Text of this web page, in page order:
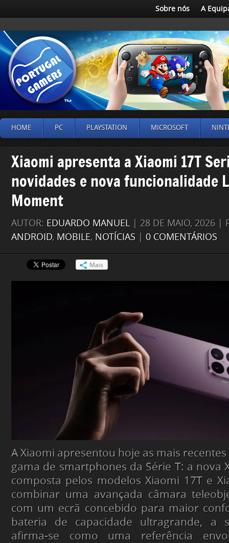
Sobre nós A
HOME PC PLAYSTATION MICROSOFT
Xiaomi apresenta a Xiaomi 17T
novidades e nova funcionalidade
Moment
AUTOR: EDUARDO MANUEL | 28 DE MAIO, 2026 |
ANDROID, MOBILE, NOTÍCIAS 0 COMENTÁRIOS
Mais
A Xiaomi apresentou hoje as mais
gama de smartphones da Série T: a nova
composta pelos modelos Xiaomi 17T e
combinar uma avançada câmara
com um ecrã concebido para maior
bateria de capacidade ultragrande, a
afirma-se como uma referência